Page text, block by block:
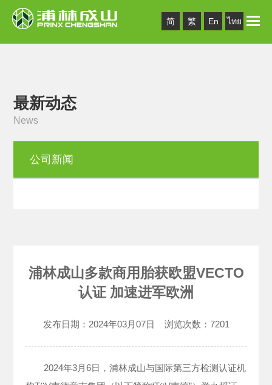
简 繁 En ไทย Toggle
最新动态
News
公司新闻
浦林成山多款商用胎获欧盟VECTO
认证 加速进军欧洲
发布日期： 2024年03月07日 浏览次数： 7201
2024年3月6日，浦林成山与国际第三方检测认证机